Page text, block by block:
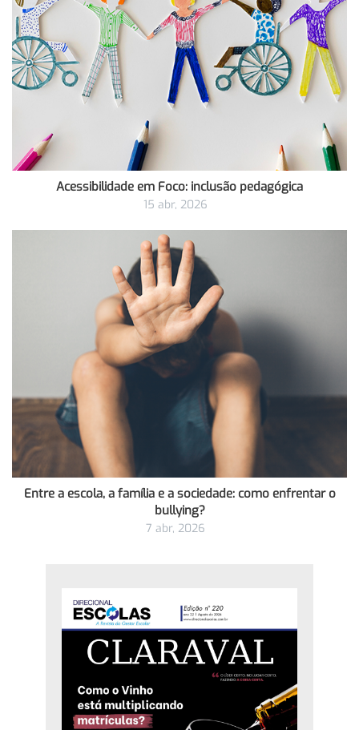
Acessibilidade em Foco: inclusão pedagógica
15 abr, 2026
Entre a escola, a família e a sociedade: como enfrentar o
bullying?
7 abr, 2026